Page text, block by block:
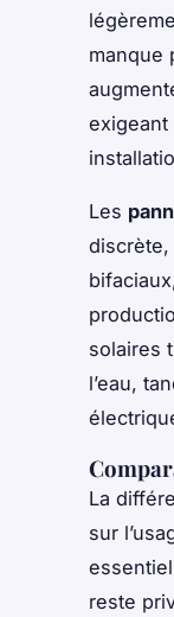
manque
Les
solaires
l’eau,
La
sur
reste